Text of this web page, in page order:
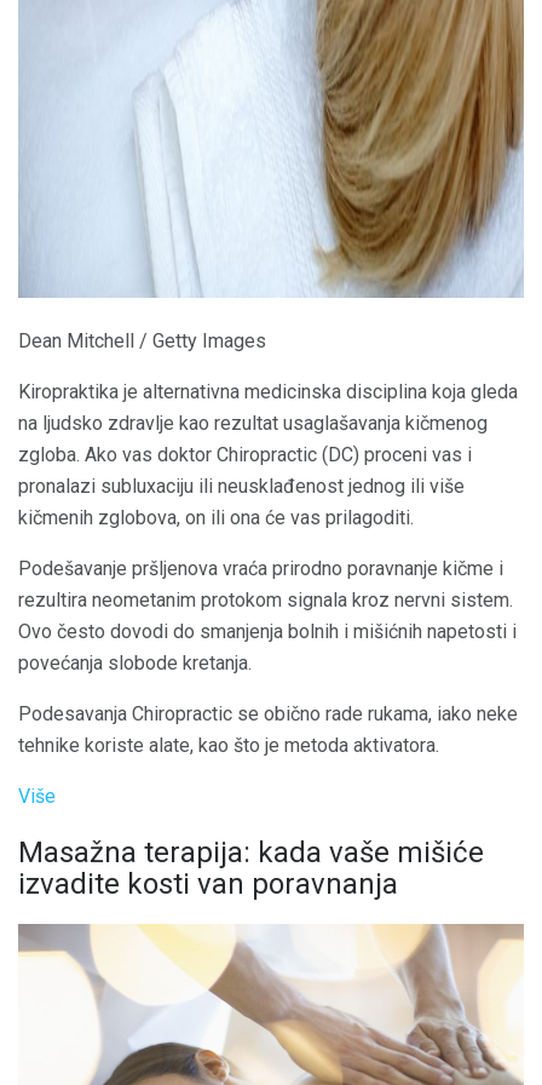
Dean Mitchell / Getty Images
Kiropraktika je alternativna medicinska disciplina koja gleda
na ljudsko zdravlje kao rezultat usaglašavanja kičmenog
zgloba. Ako vas doktor Chiropractic (DC) proceni vas i
pronalazi subluxaciju ili neusklađenost jednog ili više
kičmenih zglobova, on ili ona će vas prilagoditi.
Podešavanje pršljenova vraća prirodno poravnanje kičme i
rezultira neometanim protokom signala kroz nervni sistem.
Ovo često dovodi do smanjenja bolnih i mišićnih napetosti i
povećanja slobode kretanja.
Podesavanja Chiropractic se obično rade rukama, iako neke
tehnike koriste alate, kao što je metoda aktivatora.
Više
Masažna terapija: kada vaše mišiće
izvadite kosti van poravnanja